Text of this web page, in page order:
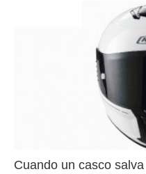
Cuando un casco